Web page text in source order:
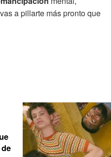
a pillarte más pronto que